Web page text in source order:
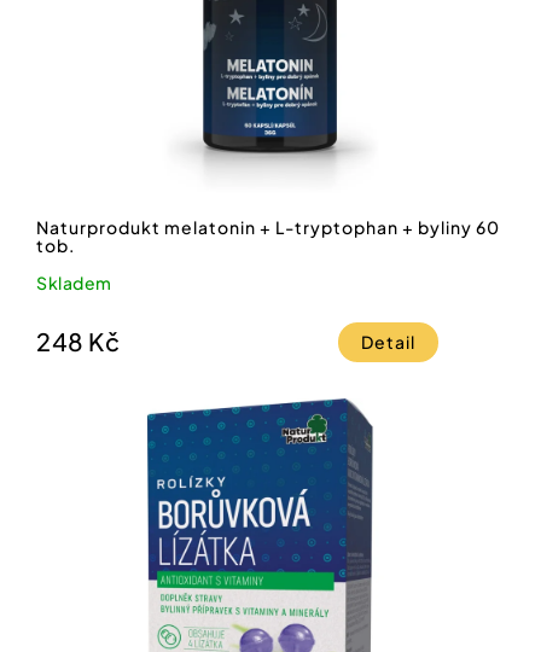
Naturprodukt melatonin + L-tryptophan + byliny 60
tob.
Skladem
248 Kč Detail